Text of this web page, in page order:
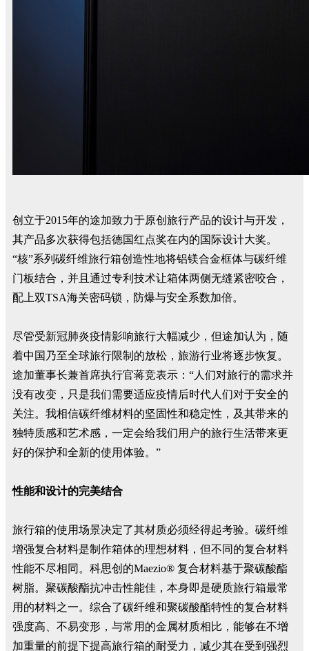
创立于2015年的途加致力于原创旅行产品的设计与开发，
其产品多次获得包括德国红点奖在内的国际设计大奖。
“核”系列碳纤维旅行箱创造性地将铝镁合金框体与碳纤维
门板结合，并且通过专利技术让箱体两侧无缝紧密咬合，
配上双TSA海关密码锁，防爆与安全系数加倍。
尽管受新冠肺炎疫情影响旅行大幅减少，但途加认为，随
着中国乃至全球旅行限制的放松，旅游行业将逐步恢复。
途加董事长兼首席执行官蒋竞表示：“人们对旅行的需求并
没有改变，只是我们需要适应疫情后时代人们对于安全的
关注。我相信碳纤维材料的坚固性和稳定性，及其带来的
独特质感和艺术感，一定会给我们用户的旅行生活带来更
好的保护和全新的使用体验。”
性能和设计的完美结合
旅行箱的使用场景决定了其材质必须经得起考验。碳纤维
增强复合材料是制作箱体的理想材料，但不同的复合材料
性能不尽相同。科思创的Maezio® 复合材料基于聚碳酸酯
树脂。聚碳酸酯抗冲击性能佳，本身即是硬质旅行箱最常
用的材料之一。综合了碳纤维和聚碳酸酯特性的复合材料
强度高、不易变形，与常用的金属材质相比，能够在不增
加重量的前提下提高旅行箱的耐受力，减少其在受到强烈